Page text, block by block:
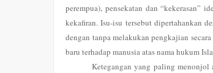
perempua), pensekatan dan “kekerasan”
kekafiran. Isu-isu tersebut dipertahankan
dengan tanpa melakukan pengkajian
baru terhadap manusia atas nama hukum
Ketegangan yang paling menonjol